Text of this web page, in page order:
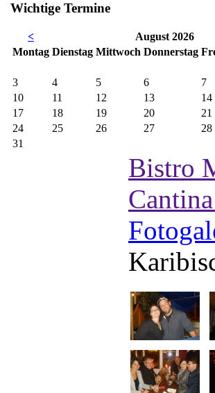
Wichtige Termine
< August 2026
Montag Dienstag Mittwoch Donnerstag Fr
3
4 5 6 7
10
11 12 13 14
17
18 19 20 21
24
25 26 27 28
31
Bistro